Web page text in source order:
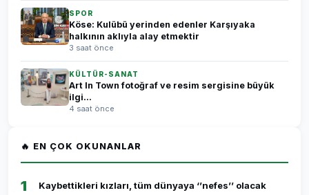
SPOR
Köse: Kulübü yerinden edenler Karşıyaka
halkının aklıyla alay etmektir
3 saat önce
KÜLTÜR-SANAT
Art In Town fotoğraf ve resim sergisine büyük
ilgi...
4 saat önce
🔥 EN ÇOK OKUNANLAR
1 Kaybettikleri kızları, tüm dünyaya ‘’nefes’’ olacak